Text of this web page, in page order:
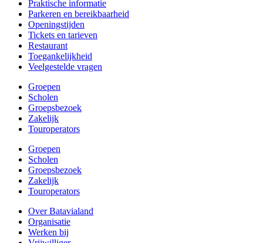
Praktische informatie
Parkeren en bereikbaarheid
Openingstijden
Tickets en tarieven
Restaurant
Toegankelijkheid
Veelgestelde vragen
Groepen
Scholen
Groepsbezoek
Zakelijk
Touroperators
Groepen
Scholen
Groepsbezoek
Zakelijk
Touroperators
Over Batavialand
Organisatie
Werken bij